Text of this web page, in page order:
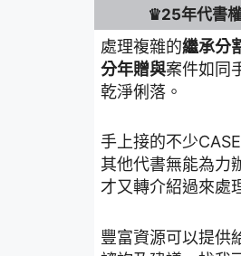
♛25年代書
處理複雜的繼承分
分年贈與案件如同
乾淨俐落。
手上接的不少
其他代書無能為力
才又轉介紹過來處
豐富資源可以提供